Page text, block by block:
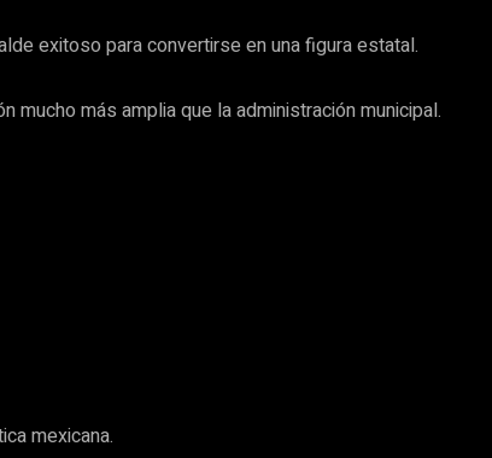
exitoso para convertirse en una figura estatal.
mucho más amplia que la administración municipal.
mexicana.